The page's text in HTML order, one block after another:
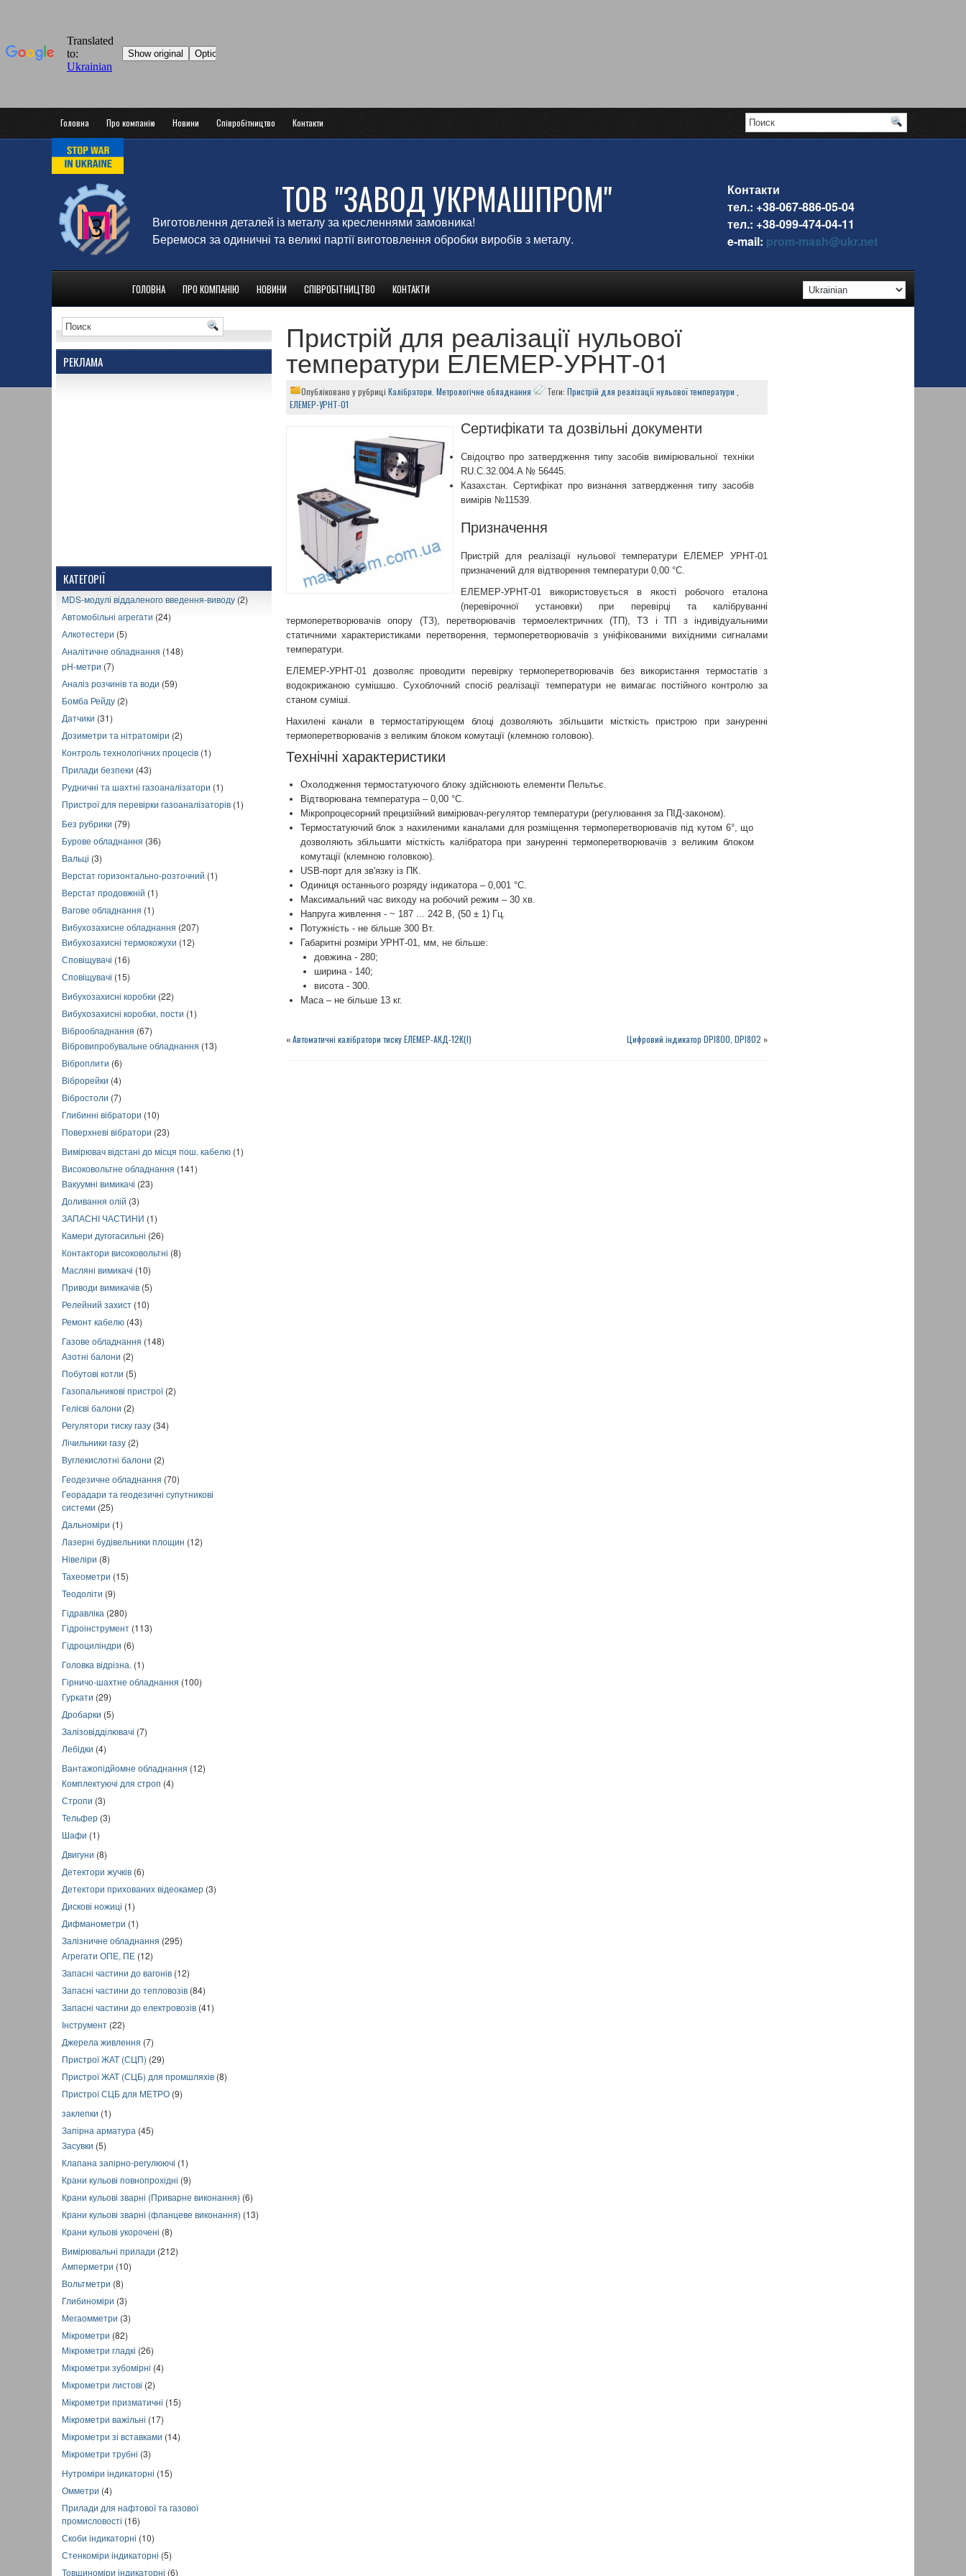
Головна Про компанію Новини Співробітництво Контакти
ТОВ "ЗАВОД УКРМАШПРОМ"
Виготовлення деталей із металу за кресленнями замовника!
Беремося за одиничні та великі партії виготовлення обробки виробів з металу.
Контакти
тел.: +38-067-886-05-04
тел.: +38-099-474-04-11
e-mail: prom-mash@ukr.net
ГОЛОВНА ПРО КОМПАНІЮ НОВИНИ СПІВРОБІТНИЦТВО КОНТАКТИ
РЕКЛАМА
КАТЕГОРІЇ
MDS-модулі віддаленого введення-виводу (2)
Автомобільні агрегати (24)
Алкотестери (5)
Аналітичне обладнання (148)
pH-метри (7)
Аналіз розчинів та води (59)
Бомба Рейду (2)
Датчики (31)
Дозиметри та нітратоміри (2)
Контроль технологічних процесів (1)
Прилади безпеки (43)
Рудничні та шахтні газоаналізатори (1)
Пристрої для перевірки газоаналізаторів (1)
Без рубрики (79)
Бурове обладнання (36)
Вальці (3)
Верстат горизонтально-розточний (1)
Верстат продовжній (1)
Вагове обладнання (1)
Вибухозахисне обладнання (207)
Вибухозахисні термокожухи (12)
Сповіщувачі (16)
Сповіщувачі (15)
Вибухозахисні коробки (22)
Вибухозахисні коробки, пости (1)
Віброобладнання (67)
Вібровипробувальне обладнання (13)
Віброплити (6)
Віброрейки (4)
Вібростоли (7)
Глибинні вібратори (10)
Поверхневі вібратори (23)
Вимірювач відстані до місця пош. кабелю (1)
Високовольтне обладнання (141)
Вакуумні вимикачі (23)
Доливання олій (3)
ЗАПАСНІ ЧАСТИНИ (1)
Камери дугогасильні (26)
Контактори високовольтні (8)
Масляні вимикачі (10)
Приводи вимикачів (5)
Релейний захист (10)
Ремонт кабелю (43)
Газове обладнання (148)
Азотні балони (2)
Побутові котли (5)
Газопальникові пристрої(2)
Гелієві балони (2)
Регулятори тиску газу (34)
Лічильники газу (2)
Вуглекислотні балони (2)
Геодезичне обладнання (70)
Георадари та геодезичні супутникові
системи (25)
Дальноміри (1)
Лазерні будівельники площин (12)
Нівеліри (8)
Тахеометри (15)
Теодоліти (9)
Гідравліка (280)
Гідроінструмент (113)
Гідроциліндри (6)
Головка відрізна. (1)
Гірничо-шахтне обладнання (100)
Гуркати (29)
Дробарки (5)
Залізовідділювачі (7)
Лебідки (4)
Вантажопідйомне обладнання (12)
Комплектуючі для строп (4)
Стропи (3)
Тельфер (3)
Шафи (1)
Двигуни (8)
Детектори жучків (6)
Детектори прихованих відеокамер (3)
Дискові ножиці (1)
Дифманометри (1)
Залізничне обладнання (295)
Агрегати ОПЕ, ПЕ (12)
Запасні частини до вагонів (12)
Запасні частини до тепловозів (84)
Запасні частини до електровозів (41)
Інструмент (22)
Джерела живлення (7)
Пристрої ЖАТ (СЦП) (29)
Пристрої ЖАТ (СЦБ) для промшляхів (8)
Пристрої СЦБ для МЕТРО (9)
заклепки (1)
Запірна арматура (45)
Засувки (5)
Клапана запірно-регулюючі (1)
Крани кульові повнопрохідні (9)
Крани кульові зварні (Приварне виконання) (6)
Крани кульові зварні (фланцеве виконання) (13)
Крани кульові укорочені (8)
Вимірювальні прилади (212)
Амперметри (10)
Вольтметри (8)
Глибиноміри (3)
Мегаомметри (3)
Мікрометри (82)
Мікрометри гладкі (26)
Мікрометри зубомірні (4)
Мікрометри листові (2)
Мікрометри призматичні (15)
Мікрометри важільні (17)
Мікрометри зі вставками (14)
Мікрометри трубні (3)
Нутроміри індикаторні (15)
Омметри (4)
Прилади для нафтової та газової
промисловості (16)
Скоби індикаторні (10)
Стенкоміри індикаторні (5)
Товщиноміри індикаторні (6)
Пристрій для реалізації нульової
температури ЕЛЕМЕР-УРНТ-01
Опубліковано у рубриці Калібратори. Метрологічне обладнання Теги: Пристрій для реалізації нульової температури
ЕЛЕМЕР-УРНТ-01
Сертифікати та дозвільні документи
Свідоцтво про затвердження типу засобів вимірювальної техніки
RU.C.32.004.A № 56445.
Казахстан. Сертифікат про визнання затвердження типу засобів
вимірів №11539.
Призначення
Пристрій для реалізації нульової температури ЕЛЕМЕР УРНТ-01
призначений для відтворення температури 0,00 °С.
ЕЛЕМЕР-УРНТ-01 використовується в якості робочого еталона
(перевірочної установки) при перевірці та калібруванні
термоперетворювачів опору (ТЗ), перетворювачів термоелектричних (ТП), ТЗ і ТП з індивідуальними
статичними характеристиками перетворення, термоперетворювачів з уніфікованими вихідними сигналами
температури.
ЕЛЕМЕР-УРНТ-01 дозволяє проводити перевірку термоперетворювачів без використання термостатів з
водокрижаною сумішшю. Сухоблочний спосіб реалізації температури не вимагає постійного контролю за
станом суміші.
Нахилені канали в термостатірующем блоці дозволяють збільшити місткість пристрою при зануренні
термоперетворювачів з великим блоком комутації (клемною головою).
Технічні характеристики
Охолодження термостатуючого блоку здійснюють елементи Пельтьє.
Відтворювана температура – ​​0,00 °С.
Мікропроцесорний прецизійний вимірювач-регулятор температури (регулювання за ПІД-законом).
Термостатуючий блок з нахиленими каналами для розміщення термоперетворювачів під кутом 6°, що
дозволяють збільшити місткість калібратора при зануренні термоперетворювачів з великим блоком
комутації (клемною головкою).
USB-порт для зв'язку із ПК.
Одиниця останнього розряду індикатора – 0,001 °С.
Максимальний час виходу на робочий режим – 30 хв.
Напруга живлення - ~ 187 ... 242 В, (50 ± 1) Гц.
Потужність - не більше 300 Вт.
Габаритні розміри УРНТ-01, мм, не більше:
довжина - 280;
ширина - 140;
висота - 300.
Маса – не більше 13 кг.
«Автоматичні калібратори тиску ЕЛЕМЕР-АКД-12К(І) Цифровий індикатор DPI800, DPI802 »